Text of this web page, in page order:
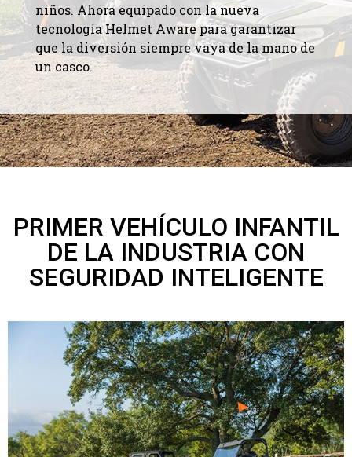
niños. Ahora equipado con la nueva
tecnología Helmet Aware para garantizar
que la diversión siempre vaya de la mano de
un casco.
PRIMER VEHÍCULO INFANTIL
DE LA INDUSTRIA CON
SEGURIDAD INTELIGENTE